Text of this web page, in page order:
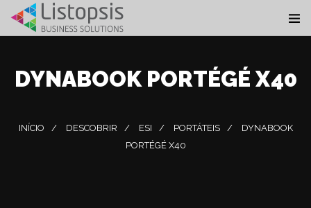
DYNABOOK PORTÉGÉ X40
INÍCIO DESCOBRIR ESI PORTÁTEIS
DYNABOOK
PORTÉGÉ X40